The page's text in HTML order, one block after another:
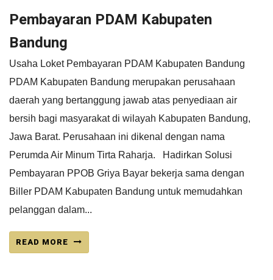
Pembayaran PDAM Kabupaten
Bandung
Usaha Loket Pembayaran PDAM Kabupaten Bandung
PDAM Kabupaten Bandung merupakan perusahaan
daerah yang bertanggung jawab atas penyediaan air
bersih bagi masyarakat di wilayah Kabupaten Bandung,
Jawa Barat. Perusahaan ini dikenal dengan nama
Perumda Air Minum Tirta Raharja. Hadirkan Solusi
Pembayaran PPOB Griya Bayar bekerja sama dengan
Biller PDAM Kabupaten Bandung untuk memudahkan
pelanggan dalam...
READ MORE